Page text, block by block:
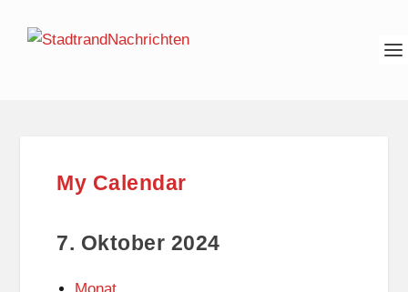
My Calendar
7. Oktober 2024